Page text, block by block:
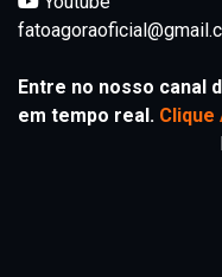
Entre no nosso canal
em tempo real. Clique